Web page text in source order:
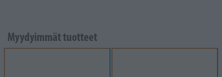
Myydyimmät tuotteet